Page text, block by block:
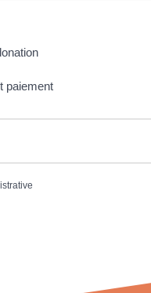
paiement